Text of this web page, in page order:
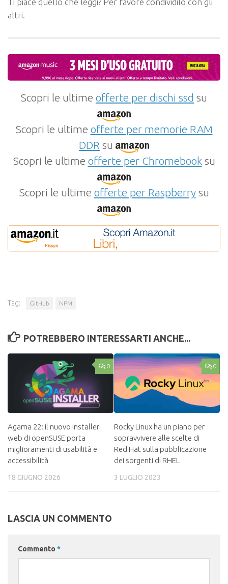
altri.
Scopri le ultime offerte per dischi ssd su
Scopri le ultime offerte per memorie RAM
DDR su
Scopri le ultime offerte per Chromebooksu
Scopri le ultime offerte per Raspberrysu
Tag: GitHub NPM
POTREBBERO INTERESSARTI ANCHE...
0
Agama 22: il nuovo installer
web di openSUSE porta
miglioramenti di usabilità e
accessibilità
18 GIUGNO 2026
0
Rocky Linux ha un piano per
sopravvivere alle scelte di
Red Hat sulla pubblicazione
dei sorgenti di RHEL
3 LUGLIO 2023
LASCIA UN COMMENTO
Commento *